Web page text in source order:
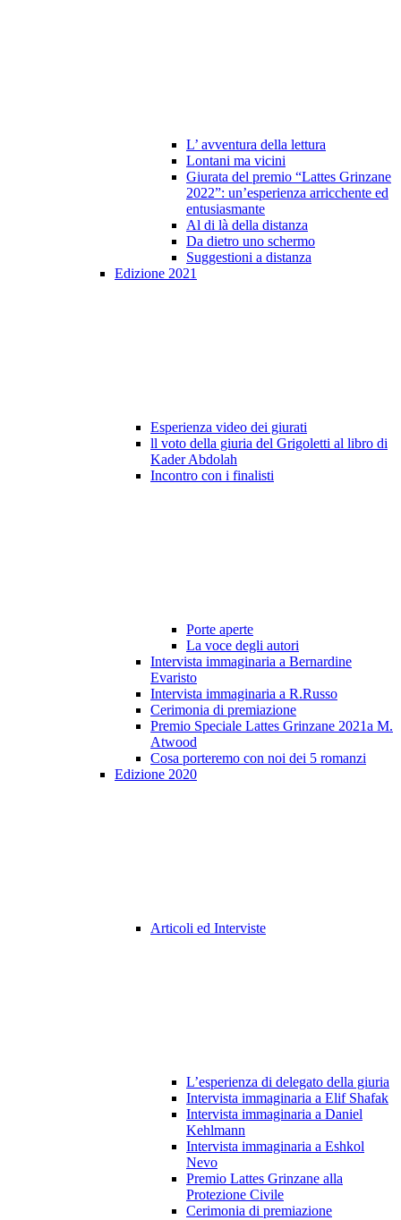
L’ avventura della lettura
Lontani ma vicini
Giurata del premio “Lattes Grinzane
2022”: un’esperienza arricchente ed
entusiasmante
Al di là della distanza
Da dietro uno schermo
Suggestioni a distanza
Edizione 2021
Esperienza video dei giurati
ll voto della giuria del Grigoletti al libro di
Kader Abdolah
Incontro con i finalisti
Porte aperte
La voce degli autori
Intervista immaginaria a Bernardine
Evaristo
Intervista immaginaria a R.Russo
Cerimonia di premiazione
Premio Speciale Lattes Grinzane 2021a M.
Atwood
Cosa porteremo con noi dei 5 romanzi
Edizione 2020
Articoli ed Interviste
L’esperienza di delegato della giuria
Intervista immaginaria a Elif Shafak
Intervista immaginaria a Daniel
Kehlmann
Intervista immaginaria a Eshkol
Nevo
Premio Lattes Grinzane alla
Protezione Civile
Cerimonia di premiazione